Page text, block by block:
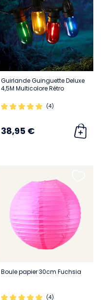
Guirlande Guinguette Deluxe
4,5M Multicolore Rétro
(4)
38,95 €
Boule papier 30cm Fuchsia
(4)